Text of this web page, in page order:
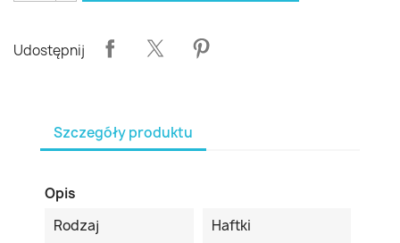
Udostępnij
Szczegóły produktu
Opis
Rodzaj
Haftki